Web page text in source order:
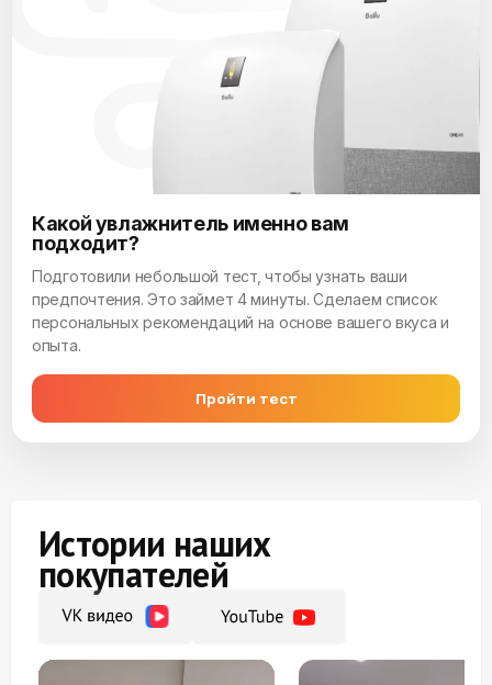
Какой увлажнитель именно вам
подходит?
Подготовили небольшой тест, чтобы узнать ваши
предпочтения. Это займет 4 минуты. Сделаем список
персональных рекомендаций на основе вашего вкуса и
опыта.
Пройти тест
Истории наших
покупателей